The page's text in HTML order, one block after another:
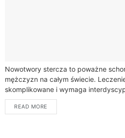
Nowotwory stercza to poważne
mężczyzn na całym świecie.
skomplikowane i wymaga
obejmującego różne metody
odpowiedniego leczenia zależy od...
READ MORE